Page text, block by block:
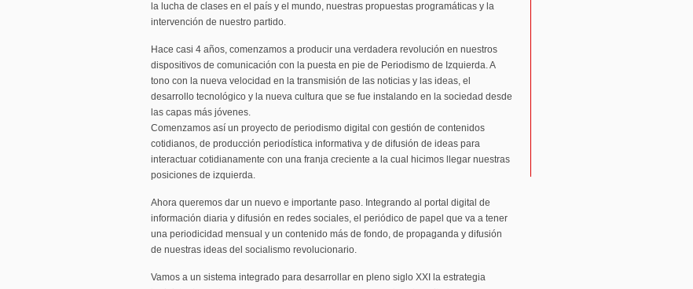
la lucha de clases en el país y el mundo, nuestras propuestas programáticas y la
intervención de nuestro partido.
Hace casi 4 años, comenzamos a producir una verdadera revolución en nuestros
dispositivos de comunicación con la puesta en pie de Periodismo de Izquierda. A
tono con la nueva velocidad en la transmisión de las noticias y las ideas, el
desarrollo tecnológico y la nueva cultura que se fue instalando en la sociedad desde
las capas más jóvenes.
Comenzamos así un proyecto de periodismo digital con gestión de contenidos
cotidianos, de producción periodística informativa y de difusión de ideas para
interactuar cotidianamente con una franja creciente a la cual hicimos llegar nuestras
posiciones de izquierda.
Ahora queremos dar un nuevo e importante paso. Integrando al portal digital de
información diaria y difusión en redes sociales, el periódico de papel que va a tener
una periodicidad mensual y un contenido más de fondo, de propaganda y difusión
de nuestras ideas del socialismo revolucionario.
Vamos a un sistema integrado para desarrollar en pleno siglo XXI la estrategia